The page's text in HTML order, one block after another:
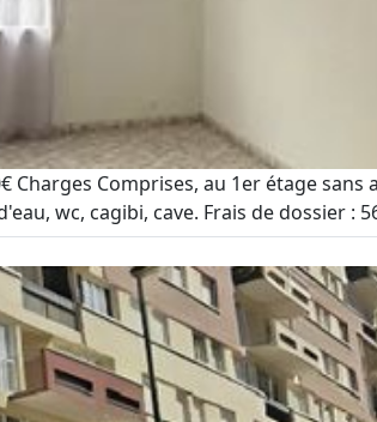
Charges Comprises, au 1er étage
wc, cagibi, cave. Frais de dossier :